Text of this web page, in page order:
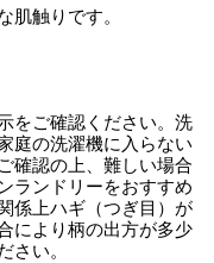
肌触りです。
をご確認ください。洗
庭の洗濯機に入らない
確認の上、難しい場合
ランドリーをおすすめ
係上ハギ（つぎ目）が
により柄の出方が多少
さい。